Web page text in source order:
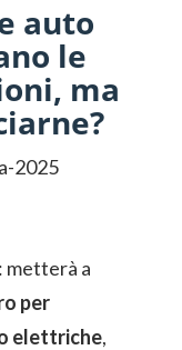
auto
le
ma
metterà a
per
elettriche,